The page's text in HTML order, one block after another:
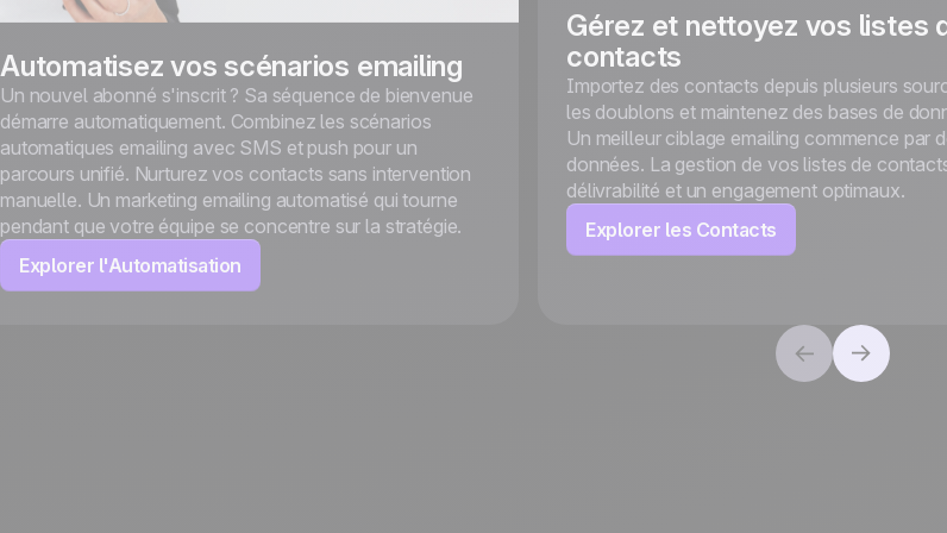
Automatisez vos scénarios emailing
Un nouvel abonné s'inscrit ? Sa séquence de bienvenue
démarre automatiquement. Combinez les scénarios
automatiques emailing avec SMS et push pour un
parcours unifié. Nurturez vos contacts sans intervention
manuelle. Un marketing emailing automatisé qui tourne
pendant que votre équipe se concentre sur la stratégie.
Explorer l'Automatisation
Gérez et nettoyez vos listes
contacts
Importez des contacts depuis plusieurs
les doublons et maintenez des bases de
Un meilleur ciblage emailing commence par
données. La gestion de vos listes de
délivrabilité et un engagement optimaux.
Explorer les Contacts